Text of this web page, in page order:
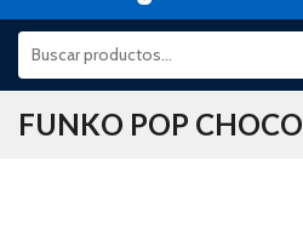
FUNKO POP CHOCO